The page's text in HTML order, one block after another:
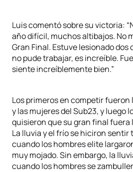
Luis comentó sobre su victoria:
año difícil, muchos altibajos. No
Gran Final. Estuve lesionado dos
no pude trabajar, es increíble.
siente increíblemente bien.”
Los primeros en competir
y las mujeres del Sub23, y luego
quisieron que su gran final fuera
La lluvia y el frío se hiciron sentir
cuando los hombres elite
muy mojado. Sin embargo, la
cuando los hombres se